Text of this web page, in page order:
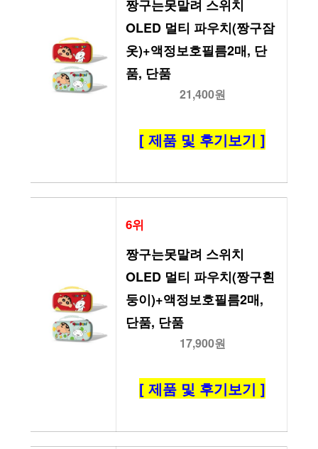
짱구는못말려 스위치
OLED 멀티 파우치(짱구잠
옷)+액정보호필름2매, 단
품, 단품
21,400원
[ 제품 및 후기보기 ]
6위
짱구는못말려 스위치
OLED 멀티 파우치(짱구흰
둥이)+액정보호필름2매,
단품, 단품
17,900원
[ 제품 및 후기보기 ]